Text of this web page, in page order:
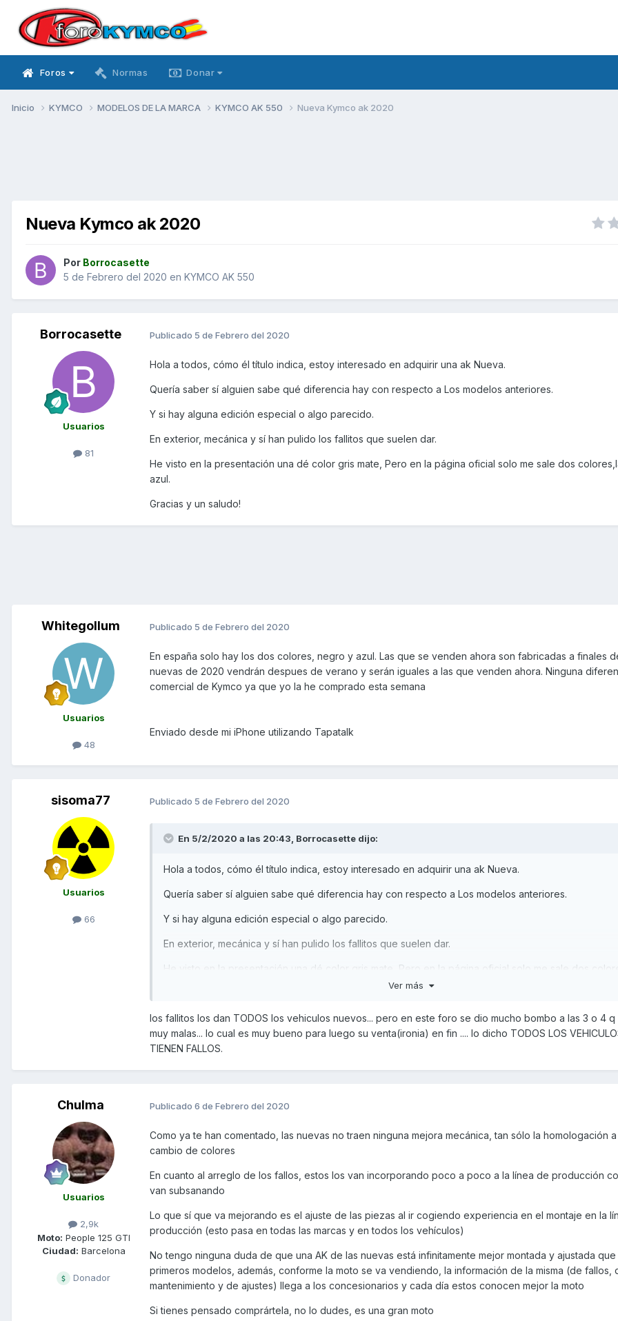
Foros Normas Donar
Inicio KYMCO MODELOS DE LA MARCA KYMCO AK 550 Nueva Kymco ak 2020
Nueva Kymco ak 2020
Por Borrocasette
5 de Febrero del 2020 en KYMCO AK 550
Borrocasette
Usuarios
81
Publicado 5 de Febrero del 2020
Hola a todos, cómo él título indica, estoy interesado en adquirir una ak Nueva.
Quería saber sí alguien sabe qué diferencia hay con respecto a Los modelos anteriores.
Y si hay alguna edición especial o algo parecido.
En exterior, mecánica y sí han pulido los fallitos que suelen dar.
He visto en la presentación una dé color gris mate, Pero en la página oficial solo me sale dos
azul.
Gracias y un saludo!
Whitegollum
Usuarios
48
Publicado 5 de Febrero del 2020
En españa solo hay los dos colores, negro y azul. Las que se venden ahora son fabricadas a finales
nuevas de 2020 vendrán despues de verano y serán iguales a las que venden ahora. Ninguna
comercial de Kymco ya que yo la he comprado esta semana
Enviado desde mi iPhone utilizando Tapatalk
sisoma77
Usuarios
66
Publicado 5 de Febrero del 2020
En 5/2/2020 a las 20:43, Borrocasette dijo:
Hola a todos, cómo él título indica, estoy interesado en adquirir una ak Nueva.
Quería saber sí alguien sabe qué diferencia hay con respecto a Los modelos anteriores.
Y si hay alguna edición especial o algo parecido.
En exterior, mecánica y sí han pulido los fallitos que suelen dar.
He visto en la presentación una dé color gris mate, Pero en la página oficial solo me sale dos
Ver más
los fallitos los dan TODOS los vehiculos nuevos... pero en este foro se dio mucho bombo a las 3 o 4 q
muy malas... lo cual es muy bueno para luego su venta(ironia) en fin .... lo dicho TODOS LOS
TIENEN FALLOS.
Chulma
Usuarios
2,9k
Moto: People 125 GTI
Ciudad: Barcelona
Donador
Publicado 6 de Febrero del 2020
Como ya te han comentado, las nuevas no traen ninguna mejora mecánica, tan sólo la homologación
cambio de colores
En cuanto al arreglo de los fallos, estos los van incorporando poco a poco a la línea de producción
van subsanando
Lo que sí que va mejorando es el ajuste de las piezas al ir cogiendo experiencia en el montaje en la
producción (esto pasa en todas las marcas y en todos los vehículos)
No tengo ninguna duda de que una AK de las nuevas está infinitamente mejor montada y ajustada que
primeros modelos, además, conforme la moto se va vendiendo, la información de la misma (de fallos,
mantenimiento y de ajustes) llega a los concesionarios y cada día estos conocen mejor la moto
Si tienes pensado comprártela, no lo dudes, es una gran moto